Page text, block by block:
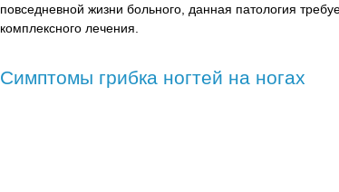
повседневной жизни больного, данная патология
комплексного лечения.
Симптомы грибка ногтей на ногах